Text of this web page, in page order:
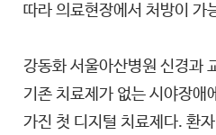
따라 의료현장에서 처방이 가
강동화 서울아산병원 신경과
기존 치료제가 없는 시야장애
가진 첫 디지털 치료제다. 환